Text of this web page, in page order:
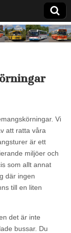
Vi
att ratta våra
är ett
miljöer och
som allt annat
där ingen
till en liten
det är inte
bussar. Du